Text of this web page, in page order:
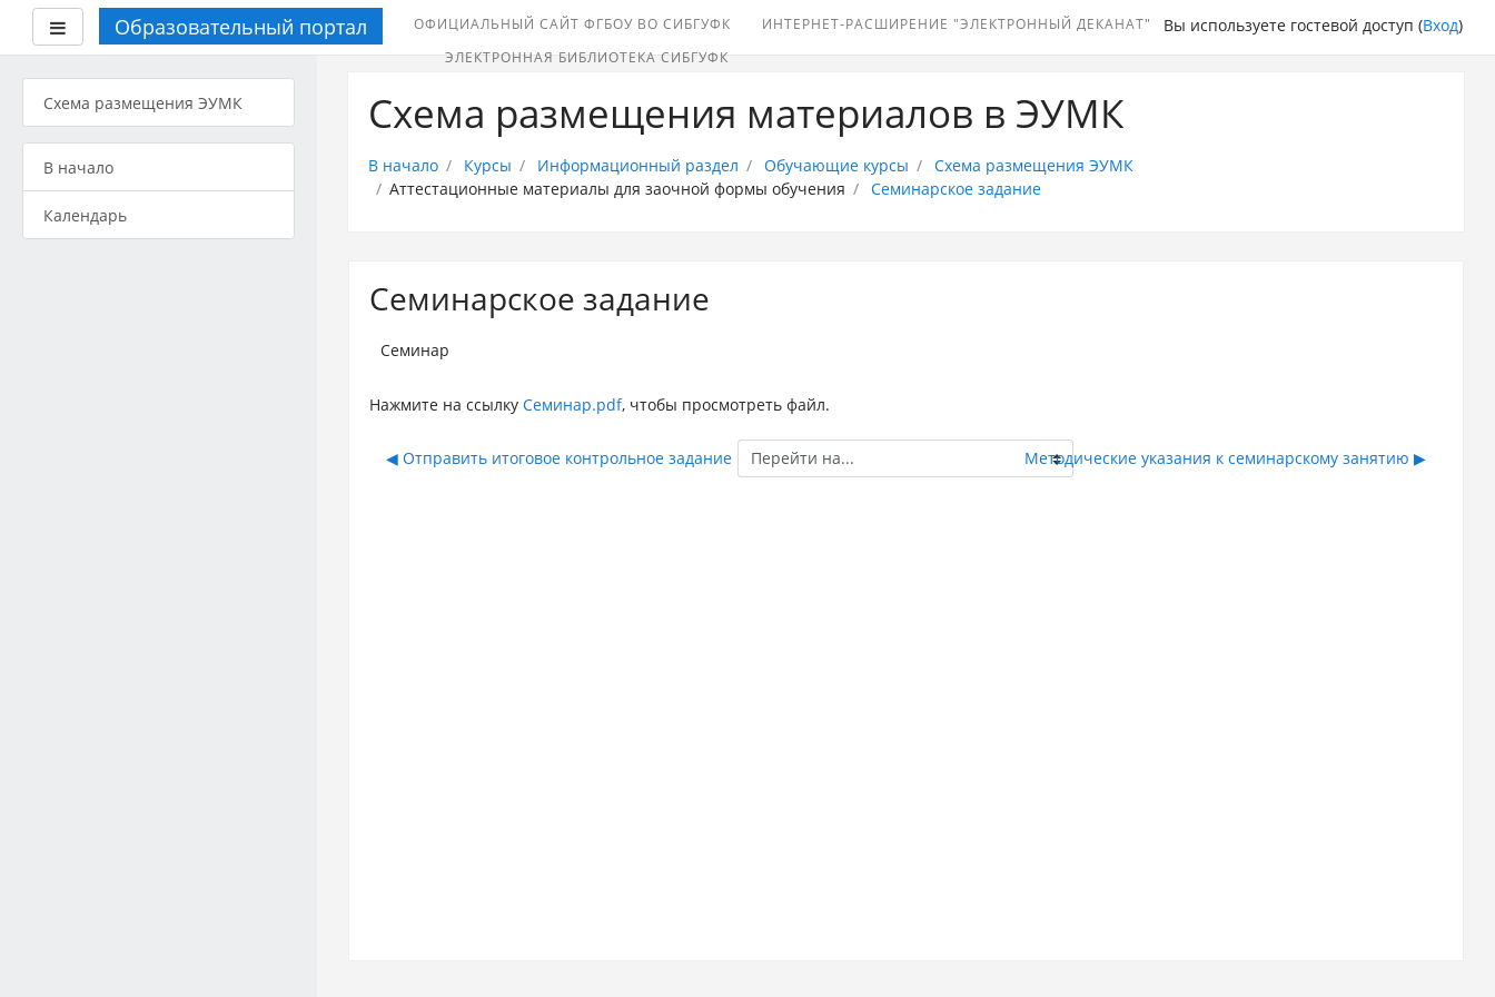
основному
Боковая панель
Образовательный портал Вы используете гостевой доступ (Вход)
ОФИЦИАЛЬНЫЙ САЙТ ФГБОУ ВО СИБГУФК
ИНТЕРНЕТ-РАСШИРЕНИЕ "ЭЛЕКТРОННЫЙ ДЕКАНАТ"
ЭЛЕКТРОННАЯ БИБЛИОТЕКА СИБГУФК
Схема размещения материалов в ЭУМК
В начало Курсы Информационный раздел Обучающие курсы
Схема размещения ЭУМК
Аттестационные материалы для заочной формы обучения
Семинарское задание
Семинарское задание
Семинар
Нажмите на ссылку Семинар.pdf, чтобы просмотреть файл.
◀︎ Отправить итоговое контрольное задание
Перейти
на...
Методические указания к семинарскому занятию ▶︎
Схема размещения ЭУМК
В начало
Календарь